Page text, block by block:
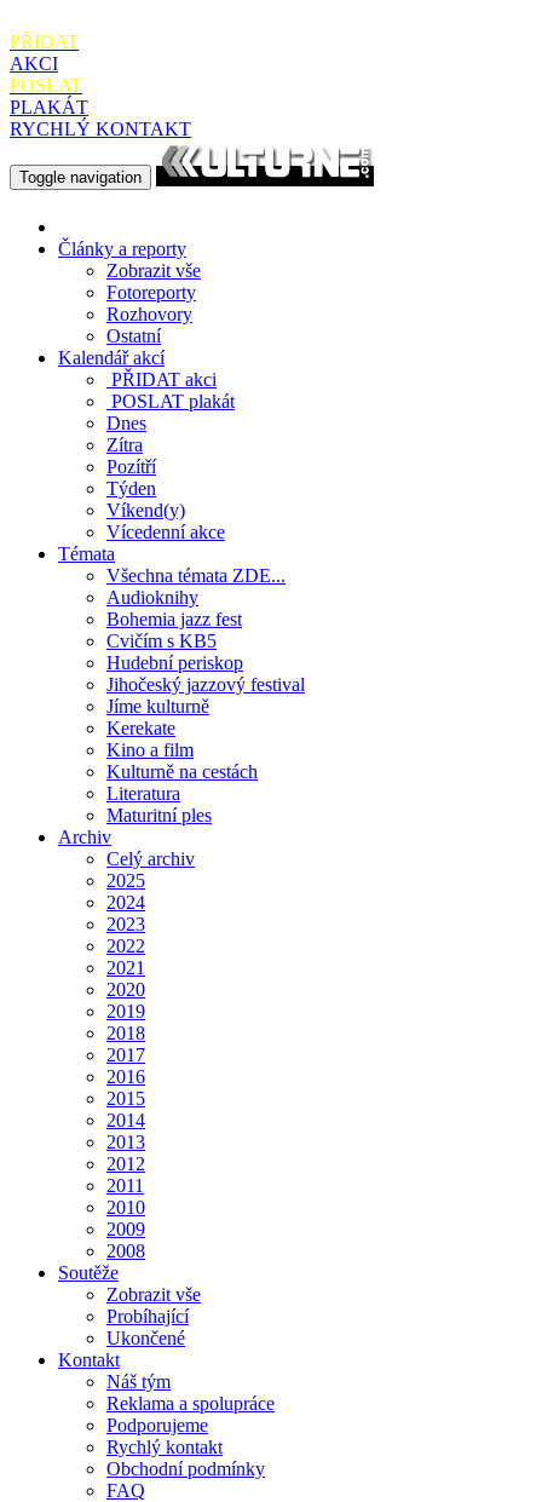
PŘIDAT
AKCI
POSLAT
PLAKÁT
RYCHLÝ KONTAKT
Toggle navigation
Články a reporty
Zobrazit vše
Fotoreporty
Rozhovory
Ostatní
Kalendář akcí
PŘIDAT akci
POSLAT plakát
Dnes
Zítra
Pozítří
Týden
Víkend(y)
Vícedenní akce
Témata
Všechna témata ZDE...
Audioknihy
Bohemia jazz fest
Cvičím s KB5
Hudební periskop
Jihočeský jazzový festival
Jíme kulturně
Kerekate
Kino a film
Kulturně na cestách
Literatura
Maturitní ples
Archiv
Celý archiv
2025
2024
2023
2022
2021
2020
2019
2018
2017
2016
2015
2014
2013
2012
2011
2010
2009
2008
Soutěže
Zobrazit vše
Probíhající
Ukončené
Kontakt
Náš tým
Reklama a spolupráce
Podporujeme
Rychlý kontakt
Obchodní podmínky
FAQ